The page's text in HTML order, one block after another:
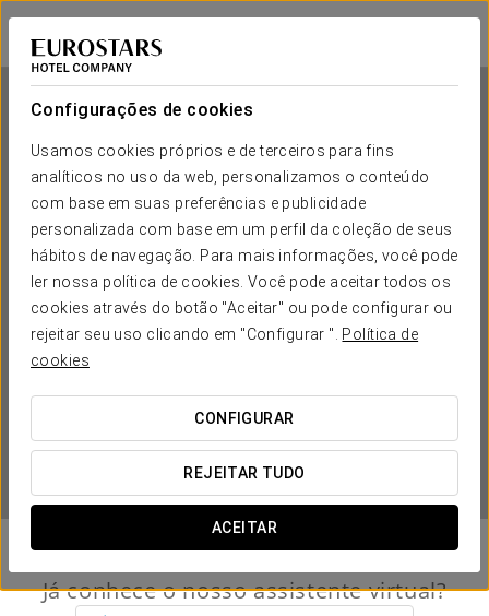
Configurações de cookies
Usamos cookies próprios e de terceiros para fins
analíticos no uso da web, personalizamos o conteúdo
com base em suas preferências e publicidade
personalizada com base em um perfil da coleção de seus
hábitos de navegação. Para mais informações, você pode
ler nossa política de cookies. Você pode aceitar todos os
cookies através do botão "Aceitar" ou pode configurar ou
rejeitar seu uso clicando em "Configurar ". Política de
cookies
CONFIGURAR
REJEITAR TUDO
ACEITAR
Dorma Essenzia Porto
PORTO
Dorma Essenzia Porto
PORTO
QUANDO QUER IR?
Já conhece o nosso assistente virtual?